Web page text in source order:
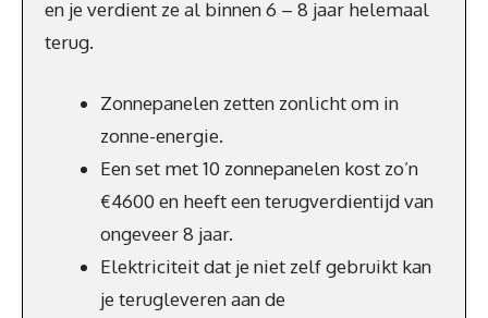
en je verdient ze al binnen 6 – 8 jaar helemaal
terug.
Zonnepanelen zetten zonlicht om in
zonne-energie.
Een set met 10 zonnepanelen kost zo’n
€4600 en heeft een terugverdientijd van
ongeveer 8 jaar.
Elektriciteit dat je niet zelf gebruikt kan
je terugleveren aan de